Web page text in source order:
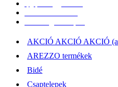
AKCIÓ AKCIÓ AKCIÓ (a
AREZZO termékek
Bidé
Csaptelepek